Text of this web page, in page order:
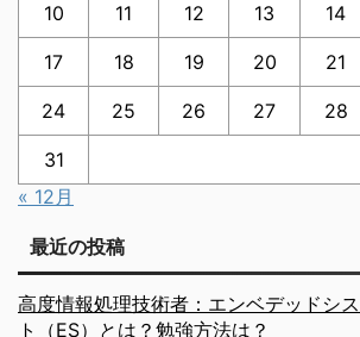
10 11 12 13 14
17 18 19 20 21
24 25 26 27 28
31
« 12月
最近の投稿
高度情報処理技術者：エンベデッドシ
ト（ES）とは？勉強方法は？